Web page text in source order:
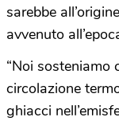
sarebbe
avvenuto
“Noi sosteniamo
circolazione
ghiacci